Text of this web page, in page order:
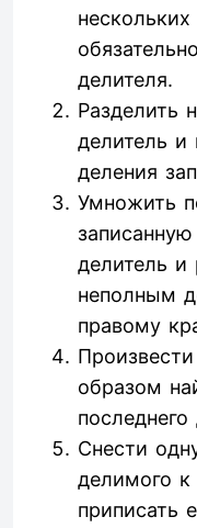
делителя.
Разделить
делитель и
деления
Умножить
делитель и
неполным
правому
образом
последнего
Снести
делимого к
приписать